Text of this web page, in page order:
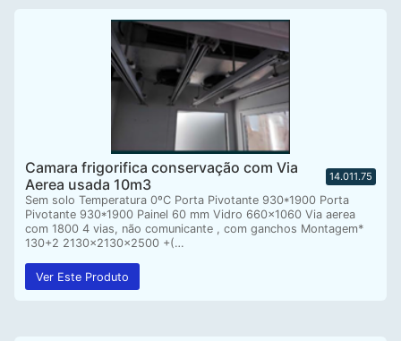
Camara frigorifica conservação com Via
Aerea usada 10m3
14.011.75
Sem solo Temperatura 0ºC Porta Pivotante 930*1900 Porta
Pivotante 930*1900 Painel 60 mm Vidro 660×1060 Via aerea
com 1800 4 vias, não comunicante , com ganchos Montagem*
130+2 2130x2130x2500 +(…
Ver Este Produto